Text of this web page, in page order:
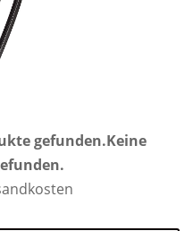
gefunden.Keine